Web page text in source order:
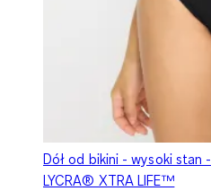
Dół od bikini - wysoki stan -
LYCRA® XTRA LIFE™